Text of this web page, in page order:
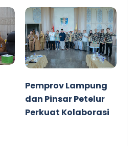
Pemprov Lampung
dan Pinsar Petelur
Perkuat Kolaborasi